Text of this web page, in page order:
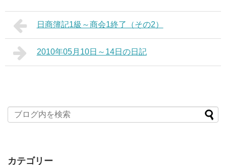
日商簿記1級～商会1終了（その2）
2010年05月10日～14日の日記
カテゴリー